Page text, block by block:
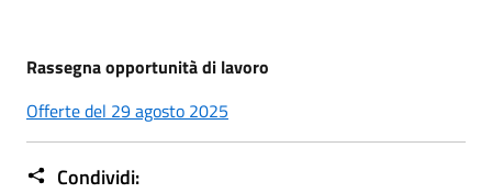
Rassegna opportunità di lavoro
Offerte del 29 agosto 2025
Condividi: